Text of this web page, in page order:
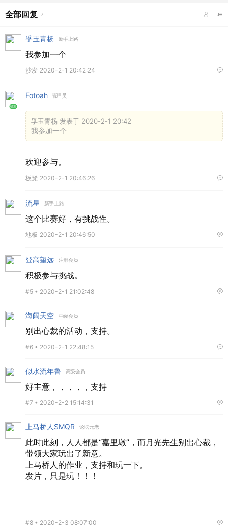
全部回复 7
孚玉青杨 新手上路
我参加一个
沙发 2020-2-1 20:42:24
楼主
Fotoah 管理员
孚玉青杨 发表于 2020-2-1 20:42
我参加一个
欢迎参与。
板凳 2020-2-1 20:46:26
流星 新手上路
这个比赛好，有挑战性。
地板 2020-2-1 20:46:50
登高望远 注册会员
积极参与挑战。
#5 • 2020-2-1 21:02:48
海阔天空 中级会员
别出心裁的活动，支持。
#6 • 2020-2-1 22:48:15
似水流年鲁 高级会员
好主意，，，，，支持
#7 • 2020-2-2 15:14:31
上马桥人SMQR 论坛元老
此时此刻，人人都是“嘉里墩”，而月光先生别出心裁，
带领大家玩出了新意。
上马桥人的作业，支持和玩一下。
发片，只是玩！！！
#8 • 2020-2-3 08:07:00